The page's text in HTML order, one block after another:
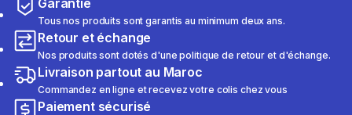
Garantie
Tous nos produits sont garantis au minimum deux ans.
Retour et échange
Nos produits sont dotés d'une politique de retour et d'échange.
Livraison partout au Maroc
Commandez en ligne et recevez votre colis chez vous
Paiement sécurisé